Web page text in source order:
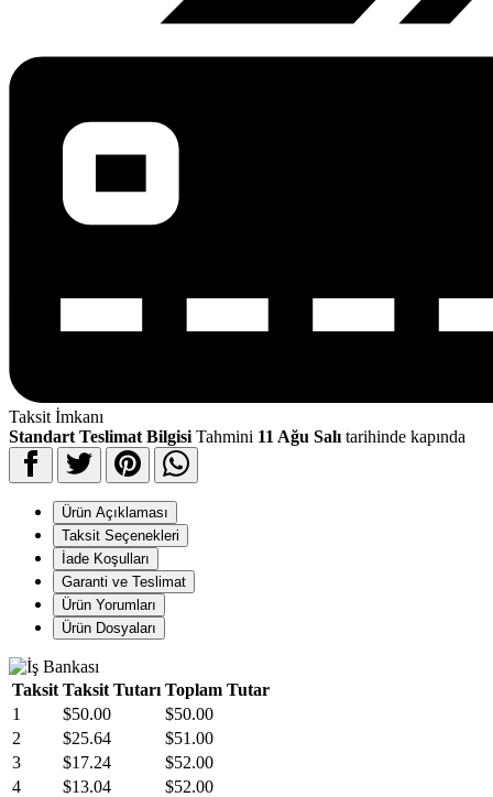
Taksit İmkanı
Standart Teslimat Bilgisi Tahmini 11 Ağu Salı tarihinde kapında
Ürün Açıklaması
Taksit Seçenekleri
İade Koşulları
Garanti ve Teslimat
Ürün Yorumları
Ürün Dosyaları
Taksit Taksit Tutarı Toplam Tutar
1
$50.00
$50.00
2
$25.64
$51.00
3
$17.24
$52.00
4
$13.04
$52.00